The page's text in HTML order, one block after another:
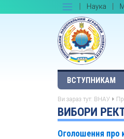
Наука
ВСТУПНИКАМ
Ви зараз тут: ВНАУ
ВИБОРИ
Оголошення про